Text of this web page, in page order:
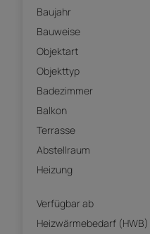
Baujahr
Bauweise
Objektart
Objekttyp
Badezimmer
Balkon
Terrasse
Abstellraum
Heizung
Verfügbar ab
Heizwärmebedarf (HWB)